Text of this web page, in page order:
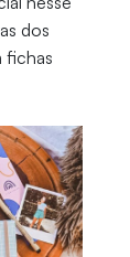
dos
fichas